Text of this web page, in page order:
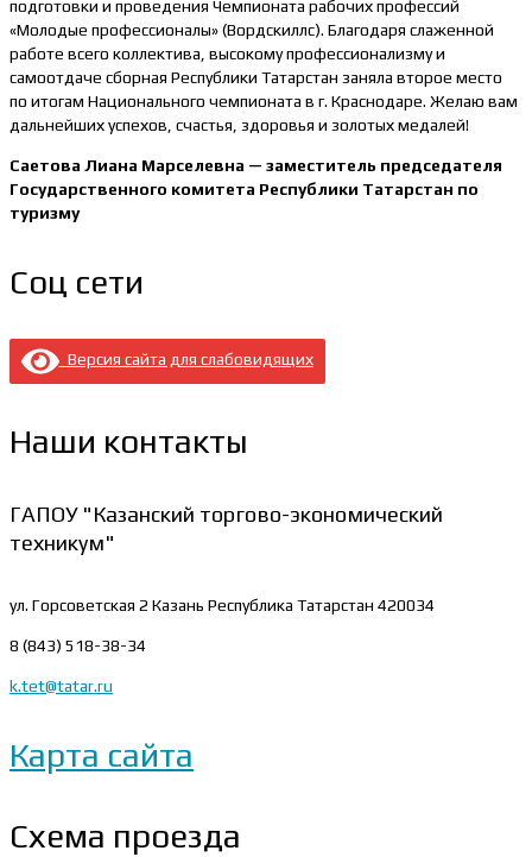
подготовки и проведения Чемпионата рабочих профессий
«Молодые профессионалы» (Вордскиллс). Благодаря слаженной
работе всего коллектива, высокому профессионализму и
самоотдаче сборная Республики Татарстан заняла второе место
по итогам Национального чемпионата в г. Краснодаре. Желаю вам
дальнейших успехов, счастья, здоровья и золотых медалей!
Саетова Лиана Марселевна — заместитель председателя
Государственного комитета Республики Татарстан по
туризму
Соц сети
Версия сайта для слабовидящих
Наши контакты
ГАПОУ "Казанский торгово-экономический
техникум"
ул. Горсоветская 2 Казань Республика Татарстан 420034
8 (843) 518-38-34
k.tet@tatar.ru
Карта сайта
Схема проезда